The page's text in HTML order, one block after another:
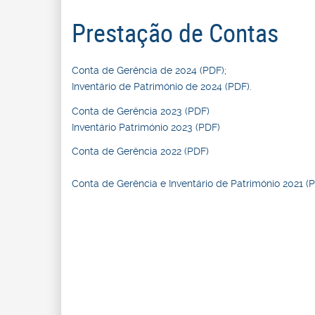
Prestação de Contas
Conta de Gerência de 2024 (PDF);
Inventário de Património de 2024 (PDF).
Conta de Gerência 2023 (PDF)
Inventário Património 2023 (PDF)
Conta de Gerência 2022 (PDF)
Conta de Gerência e Inventário de Património 2021